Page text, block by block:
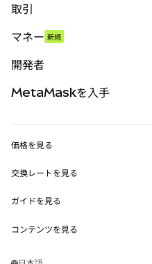
取引
パーペチュアル
RWA
マネー 新規
開発者
MetaMask Connect
Snaps
Web3サービス
MetaMaskを入手
セキュリティ
サポート
キャリア
価格を見る
イーサリアムの価格
Solanaの価格
Tetherの価格
交換レートを見る
ETH→USD
USDT→INR
ガイドを見る
ETHの購入
コンテンツを見る
Solanaウォレット